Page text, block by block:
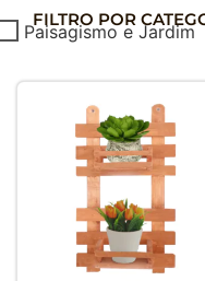
seu
FILTRO POR
Paisagismo e Jardim